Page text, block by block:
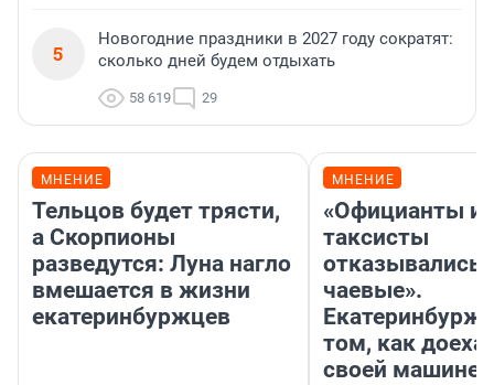
5
Новогодние праздники в 2027 году сократят:
сколько дней будем отдыхать
58 619 29
МНЕНИЕ
Тельцов будет трясти,
а Скорпионы
разведутся: Луна нагло
вмешается в жизни
екатеринбуржцев
МНЕНИЕ
«Официанты и
таксисты
отказывались
чаевые».
том, как
своей машине